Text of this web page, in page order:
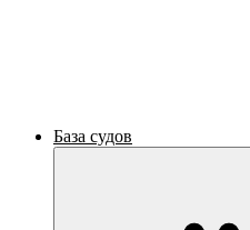
База судов